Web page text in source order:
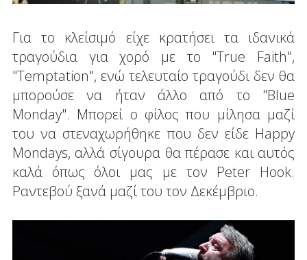
Για το κλείσιμό είχε κρατήσει τα ιδανικά
τραγούδια για χορό με το "True Faith",
"Temptation", ενώ τελευταίο τραγούδι δεν θα
μπορούσε να ήταν άλλο από το "Blue
Monday". Μπορεί ο φίλος που μίλησα μαζί
του να στεναχωρήθηκε που δεν είδε Happy
Mondays, αλλά σίγουρα θα πέρασε και αυτός
καλά όπως όλοι μας με τον Peter Hook.
Ραντεβού ξανά μαζί του τον Δεκέμβριο.